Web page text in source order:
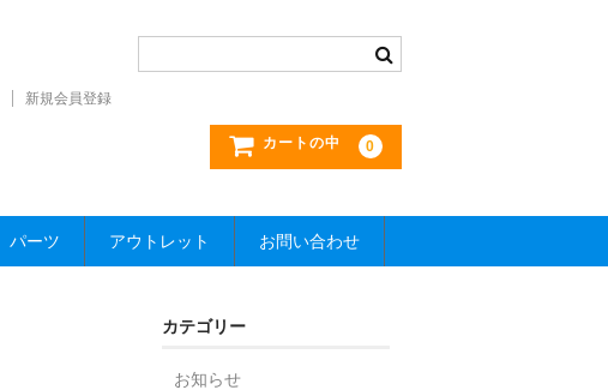
新規会員登録
カートの中 0
パーツ アウトレット お問い合わせ
カテゴリー
お知らせ